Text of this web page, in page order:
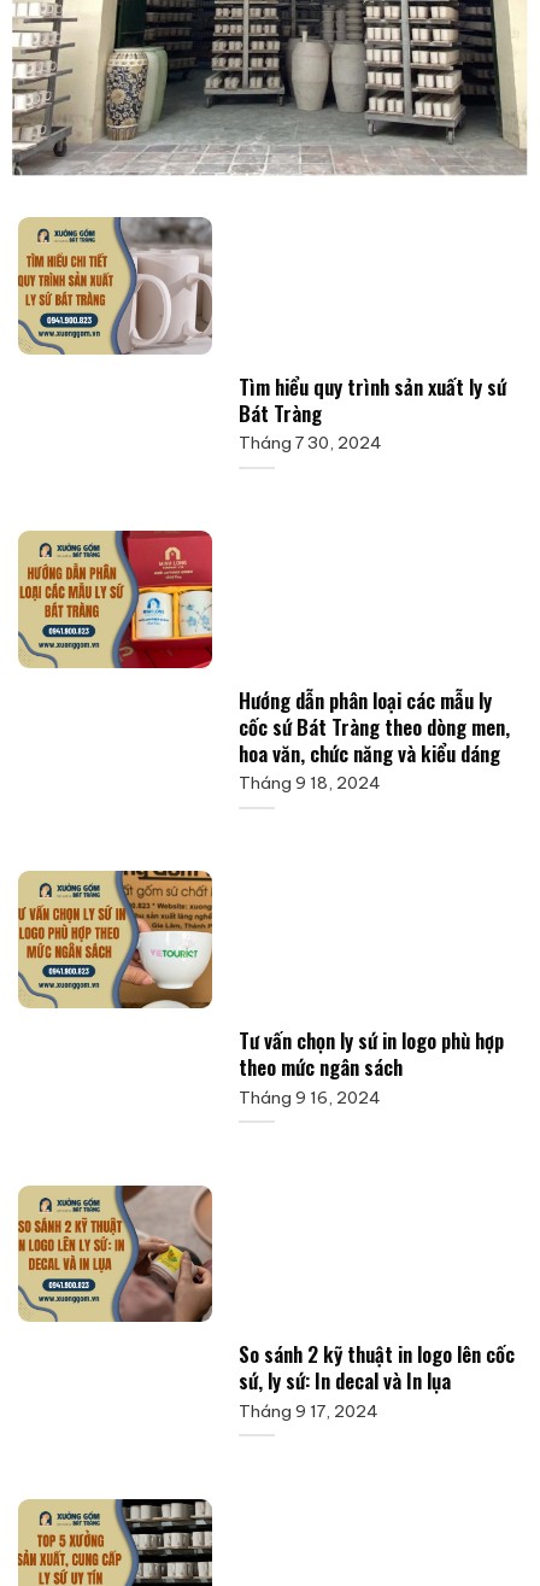
Tìm hiểu quy trình sản xuất ly sứ
Bát Tràng
Tháng 7 30, 2024
Hướng dẫn phân loại các mẫu ly
cốc sứ Bát Tràng theo dòng men,
hoa văn, chức năng và kiểu dáng
Tháng 9 18, 2024
Tư vấn chọn ly sứ in logo phù hợp
theo mức ngân sách
Tháng 9 16, 2024
So sánh 2 kỹ thuật in logo lên cốc
sứ, ly sứ: In decal và In lụa
Tháng 9 17, 2024